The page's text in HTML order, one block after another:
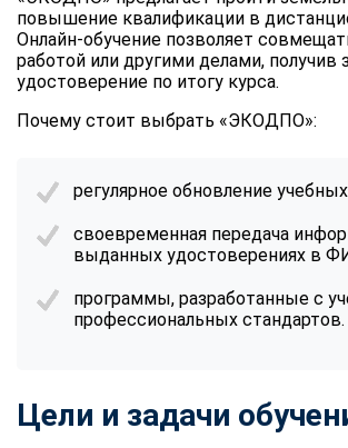
повышение квалификации в
Онлайн-обучение позволяет
работой или другими делами, получив
удостоверение по итогу курса.
Почему стоит выбрать «ЭКОДПО»:
регулярное обновление
своевременная передача
выданных удостоверениях в
программы, разработанные с
профессиональных стандартов.
Цели и задачи